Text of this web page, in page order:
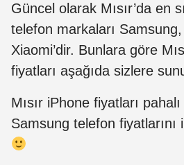
Güncel olarak Mısır’da en
telefon markaları
Xiaomi’dir. Bunlara göre
fiyatları aşağıda sizlere
Mısır iPhone fiyatları
Samsung telefon fiyatlarını